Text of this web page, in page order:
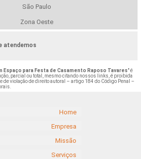
São Paulo
Zona Oeste
atendemos
para Festa de Casamento Raposo Tavares" é
parcial ou total, mesmo citando nossos links, é proibida
de violação de direito autoral – artigo 184 do Código Penal –
.
Home
Empresa
Missão
Serviços